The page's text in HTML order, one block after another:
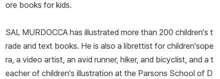
ore books for kids.
SAL MURDOCCA has illustrated more than 200 children's t
rade and text books. He is also a librettist for children'sope
ra, a video artist, an avid runner, hiker, and bicyclist, and a t
eacher of children's illustration at the Parsons School of D